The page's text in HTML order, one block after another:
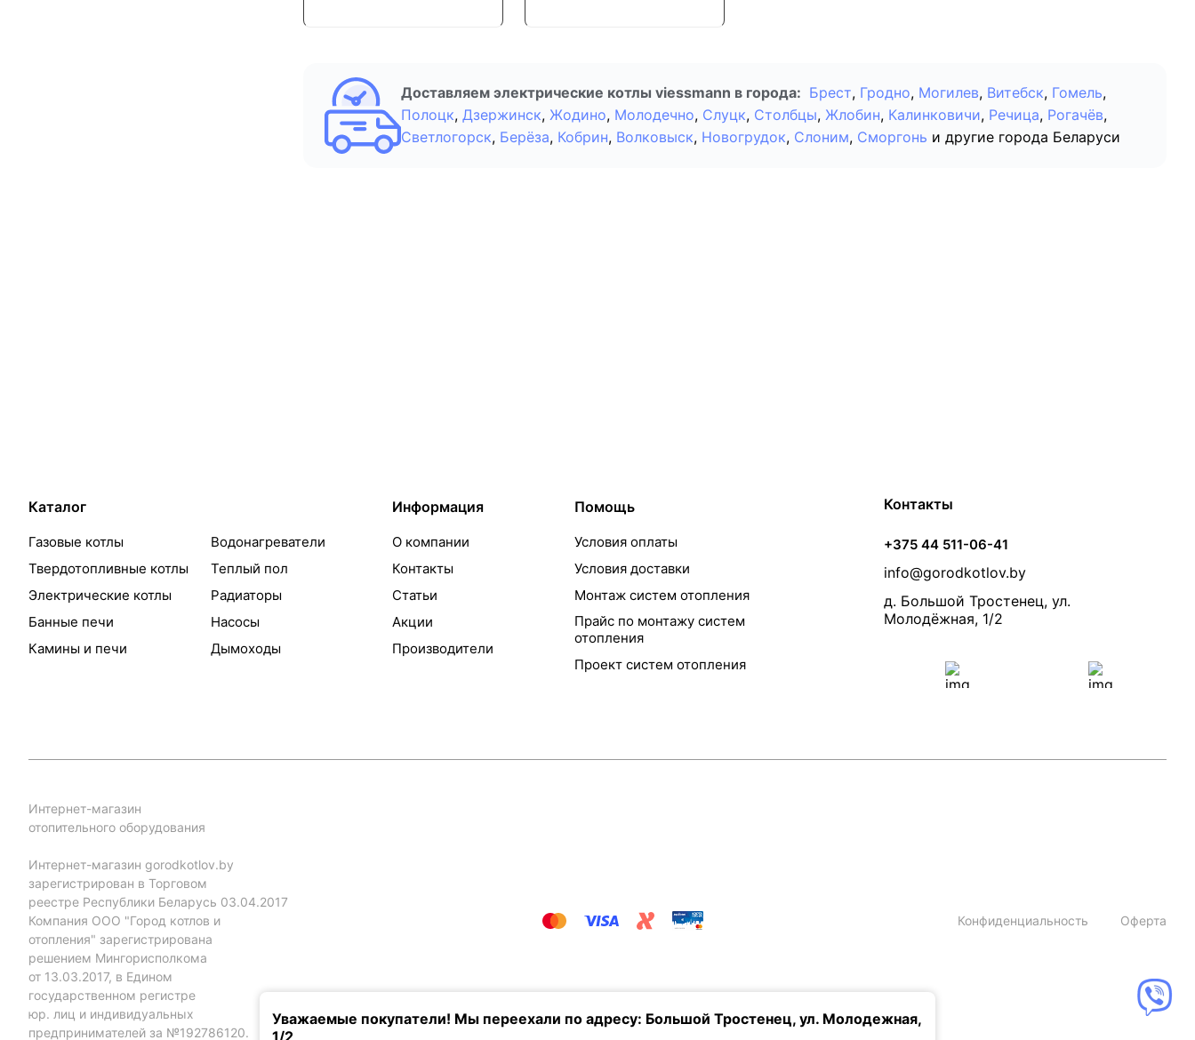
Доставляем электрические котлы viessmann в города: Брест, Гродно, Могилев, Витебск, Гомель,
Полоцк, Дзержинск, Жодино, Молодечно, Слуцк, Столбцы, Жлобин, Калинковичи, Речица, Рогачёв,
Светлогорск, Берёза, Кобрин, Волковыск, Новогрудок, Слоним, Сморгонь и другие города Беларуси
Каталог
Газовые котлы
Твердотопливные котлы
Электрические котлы
Банные печи
Камины и печи
Водонагреватели
Теплый пол
Радиаторы
Насосы
Дымоходы
Информация
О компании
Контакты
Статьи
Акции
Производители
Помощь
Условия оплаты
Условия доставки
Монтаж систем отопления
Прайс по монтажу систем
отопления
Проект систем отопления
Контакты
+375 44 511-06-41
info@gorodkotlov.by
д. Большой Тростенец, ул.
Молодёжная, 1/2
Интернет-магазин
отопительного оборудования
Интернет-магазин gorodkotlov.by
зарегистрирован в Торговом
реестре Республики Беларусь 03.04.2017
Компания ООО "Город котлов и
отопления" зарегистрирована
решением Мингорисполкома
от 13.03.2017, в Едином
государственном регистре
юр. лиц и индивидуальных
предпринимателей за №192786120.
Конфиденциальность Оферта
Уважаемые покупатели! Мы переехали по адресу: Большой Тростенец, ул. Молодежная,
1/2